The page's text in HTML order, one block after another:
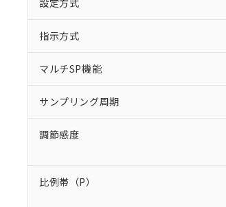
設定方式
指示方式
マルチSP機能
サンプリング周期
調節感度
比例帯（P）